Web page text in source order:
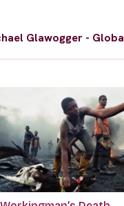
Glawogger -